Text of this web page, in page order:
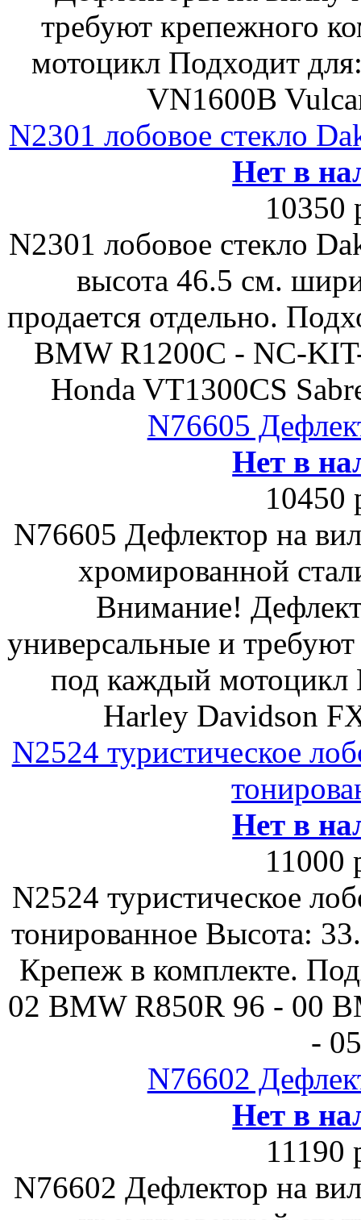
требуют крепежного
мотоцикл Подходит
VN1600B
N2301 лобовое стекло
Нет в
10350
N2301 лобовое стекло
высота 46.5 см.
продается отдельно.
BMW R1200C - NC-
Honda VT1300CS
N76605
Нет в
10450
N76605 Дефлектор на
хромированной
Внимание!
универсальные и
под каждый мотоцикл
Harley Davidson
N2524 туристическое
Нет в
11000
N2524 туристическое
тонированное Высота:
Крепеж в комплекте.
02 BMW R850R 96 - 00
-
N76602
Нет в
11190
N76602 Дефлектор на